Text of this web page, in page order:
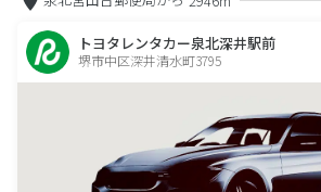
トヨタレンタカー泉北深井駅前
堺市中区深井清水町3795